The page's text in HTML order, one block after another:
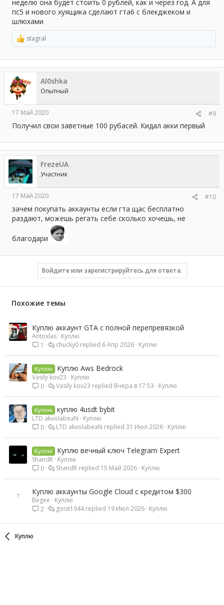
неделю она будет стоить 0 рублей, как и через год. А для
пс5 и нового хуящика сделают гта6 с блекджеком и
шлюхами
Р
е
а
к
ц
и
и
:
stagral
Al0shka
Опытный
17 Май 2020 #9
Получил свои заветные 100 рубасей. Кидал акки первый
FrezeUA
Участник
17 Май 2020 #10
зачем покупать аккаунты если гта щас бесплатно
раздают, можешь регать себе сколько хочешь, не
благодари
Войдите или зарегистрируйтесь для ответа.
Похожие темы
Куплю аккаунт GTA с полной перепревязкой
Antoxlas Куплю
1
Куплю
6 Апр 2026
chucky0
Куплю Куплю Aws Bedrock
Vasily kov23
Куплю
0
Куплю
Вчера в 17:53
Vasily kov23
Куплю куплю 4usdt bybit
LTD akvolabeaN
Куплю
0
Куплю
31 Июл 2026
LTD akvolabeaN
Куплю Куплю вечный ключ Telegram Expert
ShandR Куплю
0
Куплю
15 Май 2026
ShandR
Куплю аккаунты Google Cloud с кредитом $300
Begee
Куплю
2
Куплю
19 Июл 2026
goist1944
Куплю